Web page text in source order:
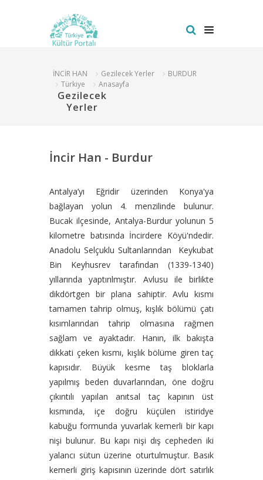
İNCİR HAN Gezilecek Yerler
BURDUR
Türkiye
Anasayfa
Gezilecek
Yerler
İncir Han - Burdur
Antalya’yı Eğridir üzerinden Konya'ya
bağlayan yolun 4. menzilinde bulunur.
Bucak ilçesinde, Antalya-Burdur yolunun 5
kilometre batısında İncirdere Köyü'ndedir.
Anadolu Selçuklu Sultanlarından Keykubat
Bin Keyhusrev tarafından (1339-1340)
yıllarında yaptırılmıştır. Avlusu ile birlikte
dikdörtgen bir plana sahiptir. Avlu kısmı
tamamen tahrip olmuş, kışlık bölümü çatı
kısımlarından tahrip olmasına rağmen
sağlam ve ayaktadır. Hanın, ilk bakışta
dikkati çeken kısmı, kışlık bölüme giren taç
kapısıdır. Büyük kesme taş bloklarla
yapılmış beden duvarlarından, öne doğru
çıkıntılı yapılan anıtsal taç kapının üst
kısmında, içe doğru küçülen istiridye
kabuğu formunda yuvarlak kemerli bir kapı
nişi bulunur. Bu kapı nişi dış cepheden iki
yalancı sütun üzerine oturtulmuştur. Basık
kemerli giriş kapısının üzerinde dört satırlık